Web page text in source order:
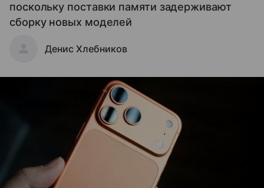
поскольку поставки памяти задерживают
сборку новых моделей
Денис Хлебников